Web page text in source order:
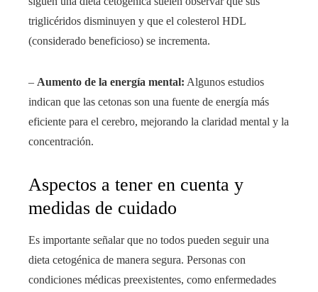
triglicéridos disminuyen y que el colesterol HDL
(considerado beneficioso) se incrementa.
– Aumento de la energía mental: Algunos estudios
indican que las cetonas son una fuente de energía más
eficiente para el cerebro, mejorando la claridad mental y la
concentración.
Aspectos a tener en cuenta y
medidas de cuidado
Es importante señalar que no todos pueden seguir una
dieta cetogénica de manera segura. Personas con
condiciones médicas preexistentes, como enfermedades